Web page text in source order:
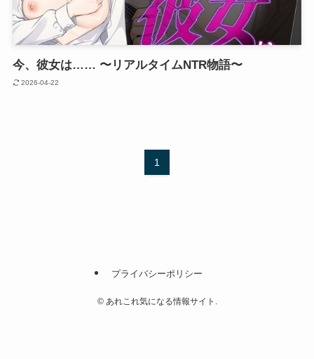
今、彼女は…… 〜リアルタイムNTR物語〜
2026-04-22
1
プライバシーポリシー
©あれこれ気になる情報サイト.